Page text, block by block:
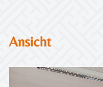
Ansicht